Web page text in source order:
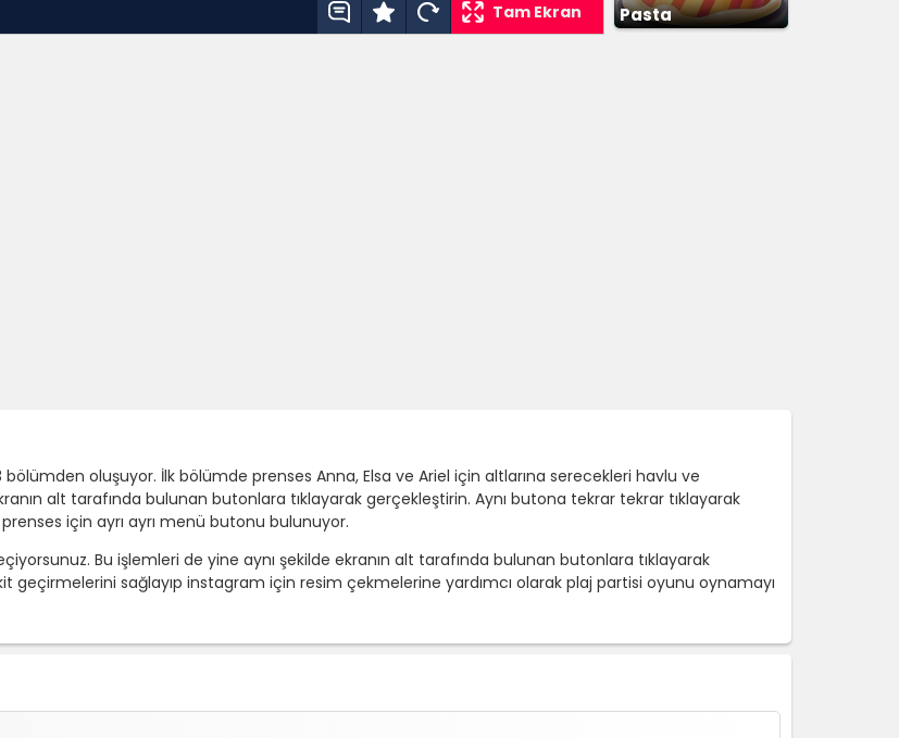
Tam Ekran Pasta
oluşuyor. İlk bölümde prenses Anna, Elsa ve Ariel için altlarına serecekleri havlu ve
alt tarafında bulunan butonlara tıklayarak gerçekleştirin. Aynı butona tekrar tekrar tıklayarak
için ayrı ayrı menü butonu bulunuyor.
Bu işlemleri de yine aynı şekilde ekranın alt tarafında bulunan butonlara tıklayarak
geçirmelerini sağlayıp instagram için resim çekmelerine yardımcı olarak plaj partisi oyunu oynamayı